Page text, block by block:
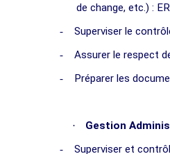
de change, etc.) :
- Superviser le
- Assurer le respect
- Préparer les
· Gestion
- Superviser et